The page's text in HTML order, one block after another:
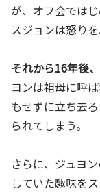
が、オフ会では
スジョンは怒り
それから16年後
ヨンは祖母に呼
もせずに立ち去
られてしまう。
さらに、ジュヨ
していた趣味を